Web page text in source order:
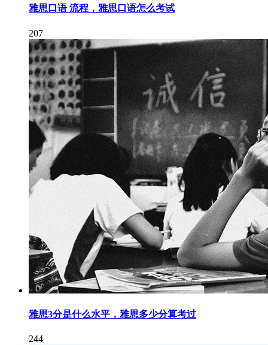
雅思口语 流程，雅思口语怎么考试
207
雅思3分是什么水平，雅思多少分算考过
244